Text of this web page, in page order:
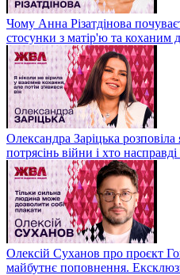
Чому Анна Різатдінова
стосунки з матір'ю та
Олександра Заріцька розповіла
потрясінь війни і хто насправді
Олексій Суханов про проєкт
майбутнє поповнення.